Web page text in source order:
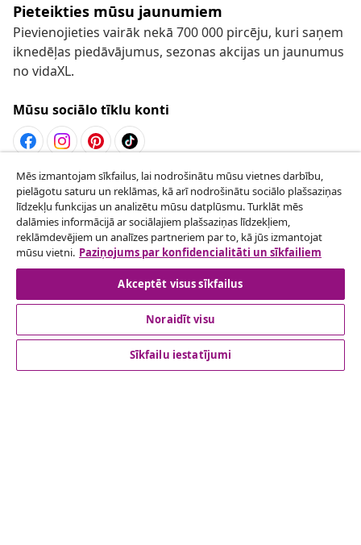
Pieteikties mūsu jaunumiem
Pievienojieties vairāk nekā 700 000 pircēju, kuri saņem
iknedēļas piedāvājumus, sezonas akcijas un jaunumus
no vidaXL.
Mūsu sociālo tīklu konti
Atteikties no līguma
Iesniegt pieprasījumu par atteikšanos no
pasūtījuma.
Atteikties no līguma
klientu apkalpoanaš
Mēs izmantojam sīkfailus, lai nodrošinātu mūsu vietnes darbību,
pielāgotu saturu un reklāmas, kā arī nodrošinātu sociālo plašsaziņas
līdzekļu funkcijas un analizētu mūsu datplūsmu. Turklāt mēs
dalāmies informācijā ar sociālajiem plašsaziņas līdzekļiem,
reklāmdevējiem un analīzes partneriem par to, kā jūs izmantojat
mūsu vietni. Paziņojums par konfidencialitāti un sīkfailiem
Akceptēt visus sīkfailus
Noraidīt visu
Sīkfailu iestatījumi